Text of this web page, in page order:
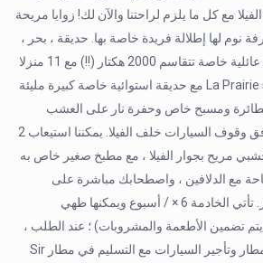
مع كل ما يلزم لراحتنا والآن لك! زوايا مريحة
نوم لها إطلالة فريدة خاصة بها. حديقة ، بحر ،
جبل. تقع الفيلا على ملكية عائلية خاصة تتقاسم 2000 هكتار (!!) مع 11 منزلا
آخر فقط ؛ فيلا La Prairie surplomb مع حديقة استوائية خاصة كبيرة مليئة
ومسبح خاص وحفرة نار على العشب
ومدفأة على التراس. مرافق وقوف السيارات خلف الفيلا. يمكننا استيعاب 2
مريح بجوار الفيلا ، مع مطبخ صغير خاص به
مع الدلافين ، واصطحابك مباشرة على
الشاطئ على بعد 500 متر. تأتي الخادمة 6 × / أسبوع ويمكنها طهي
تضمين الأطعمة والمشروبات) ؛ عند الطلب ،
يمكننا تنظيم خدمة نقل المطار وتأجير السيارات مع التسليم في مطار Sir